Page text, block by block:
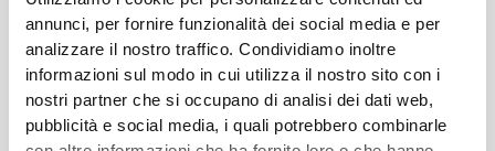
annunci, per fornire funzionalità dei social media e per
analizzare il nostro traffico. Condividiamo inoltre
informazioni sul modo in cui utilizza il nostro sito con i
nostri partner che si occupano di analisi dei dati web,
pubblicità e social media, i quali potrebbero combinarle
€3.49 €4.99
30%
H2O Anti-OX - 8 bustine
€13.49 €14.99
Super D-Tox 150 g